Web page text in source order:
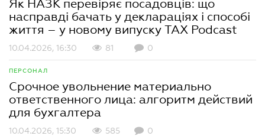
Як НАЗК перевіряє посадовців: що
насправді бачать у деклараціях і способі
життя – у новому випуску TAX Podcast
10.04.2026, 16:30 81 0
ПЕРСОНАЛ
Срочное увольнение материально
ответственного лица: алгоритм действий
для бухгалтера
10.04.2026, 15:30 585 0